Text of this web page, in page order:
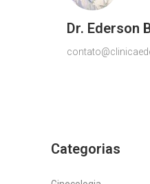
Dr. Ederson
Categorias